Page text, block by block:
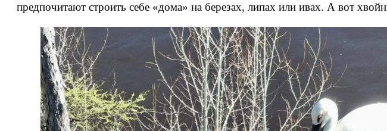
предпочитают строить себе «дома» на березах, липах или ивах. А вот